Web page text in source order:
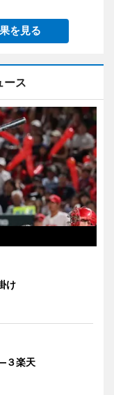
を見る
ース
け
３楽天